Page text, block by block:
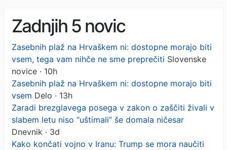
Zadnjih 5 novic
Zasebnih plaž na Hrvaškem ni: dostopne morajo biti
vsem, tega vam nihče ne sme preprečiti Slovenske
novice · 10h
Zasebnih plaž na Hrvaškem ni: dostopne morajo biti
vsem Delo · 13h
Zaradi brezglavega posega v zakon o zaščiti živali v
slabem letu niso “uštimali” še domala ničesar
Dnevnik · 3d
Kako končati vojno v Iranu: Trump se mora naučiti